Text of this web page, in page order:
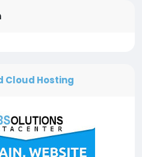
Cloud Hosting